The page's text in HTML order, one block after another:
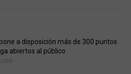
a disposición más de 300 puntos
abiertos al público
2026